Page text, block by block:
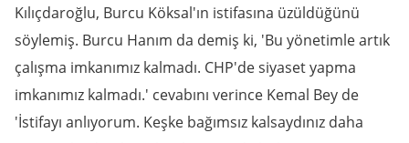
Kılıçdaroğlu, Burcu Köksal'ın istifasına üzüldüğünü
söylemiş. Burcu Hanım da demiş ki, 'Bu yönetimle artık
çalışma imkanımız kalmadı. CHP'de siyaset yapma
imkanımız kalmadı.' cevabını verince Kemal Bey de
'İstifayı anlıyorum. Keşke bağımsız kalsaydınız daha